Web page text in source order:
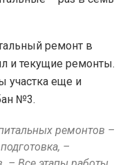
ремонт в
и текущие ремонты.
участка еще и
№3.
ремонтов –
–